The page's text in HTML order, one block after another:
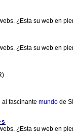
¿Esta su web en
¿Esta su web en
al fascinante mundo de
¿Esta su web en